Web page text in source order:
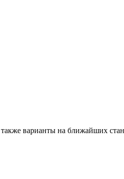
варианты на ближайших